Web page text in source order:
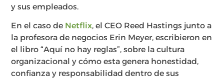
y sus empleados.
En el caso de Netflix, el CEO Reed Hastings junto a
la profesora de negocios Erin Meyer, escribieron en
el libro “Aquí no hay reglas”, sobre la cultura
organizacional y cómo esta genera honestidad,
confianza y responsabilidad dentro de sus